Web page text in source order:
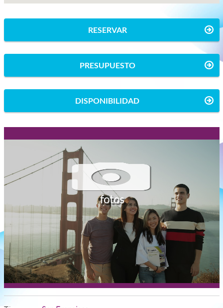
RESERVAR
PRESUPUESTO
DISPONIBILIDAD
fotos